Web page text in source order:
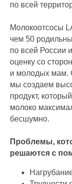
по всей
Молокоотсосы
чем 50
по всей России
оценку со
и молодых мам.
мы создаем
продукт,
молоко
бесшумно.
Проблемы,
решаются с
LACTEA